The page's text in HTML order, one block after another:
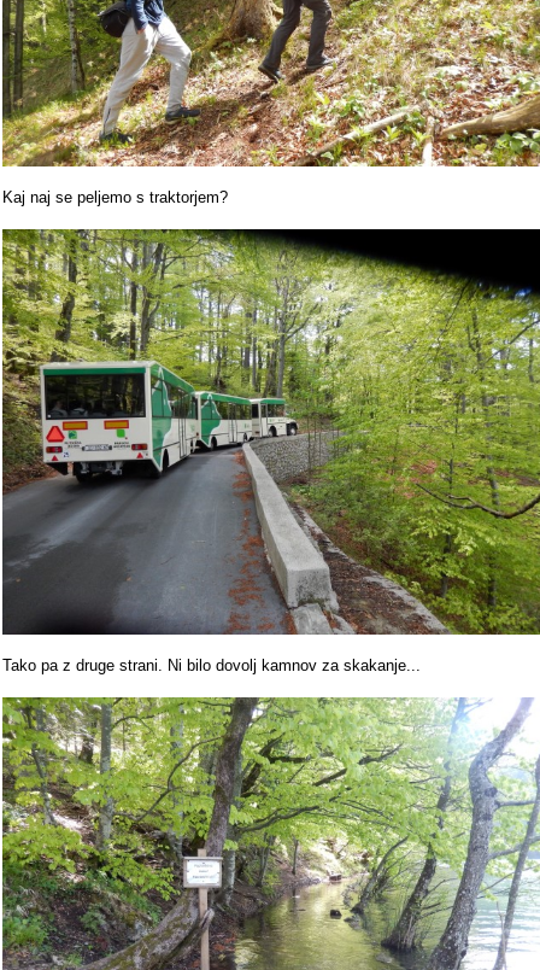
Kaj naj se peljemo s traktorjem?
Tako pa z druge strani. Ni bilo dovolj kamnov za skakanje...